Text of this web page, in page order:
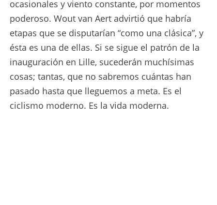
ocasionales y viento constante, por momentos
poderoso. Wout van Aert advirtió que habría
etapas que se disputarían “como una clásica”, y
ésta es una de ellas. Si se sigue el patrón de la
inauguración en Lille, sucederán muchísimas
cosas; tantas, que no sabremos cuántas han
pasado hasta que lleguemos a meta. Es el
ciclismo moderno. Es la vida moderna.